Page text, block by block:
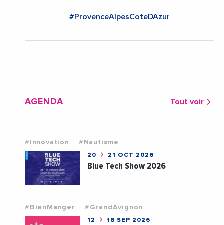
#ProvenceAlpesCoteDAzur
AGENDA Tout voir
#Innovation #Nautisme
20 21 OCT 2026
Blue Tech Show 2026
#BienManger #GrandAvignon
12 18 SEP 2026